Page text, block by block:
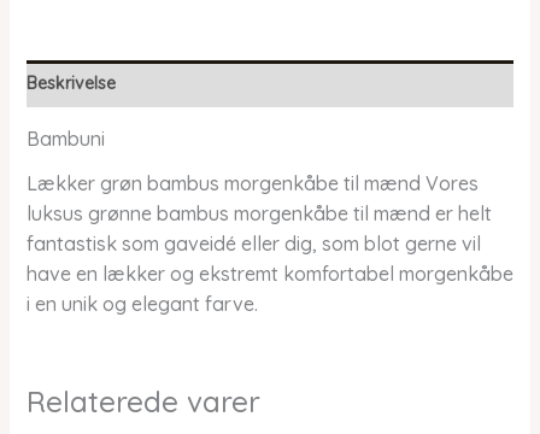
Beskrivelse
Bambuni
Lækker grøn bambus morgenkåbe til mænd Vores
luksus grønne bambus morgenkåbe til mænd er helt
fantastisk som gaveidé eller dig, som blot gerne vil
have en lækker og ekstremt komfortabel morgenkåbe
i en unik og elegant farve.
Relaterede varer